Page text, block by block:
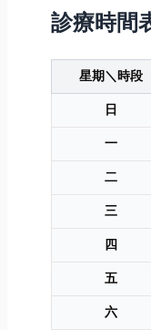
診療時間
星期＼時段
日
一
二
三
四
五
六